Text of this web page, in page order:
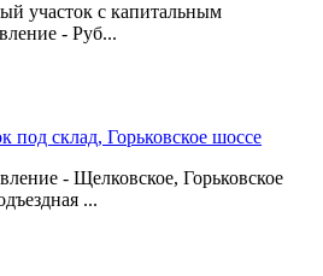
участок с капитальным
- Руб...
под склад, Горьковское шоссе
- Щелковское, Горьковское
...